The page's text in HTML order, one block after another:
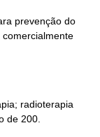
prevenção do
radioterapia
de 200.